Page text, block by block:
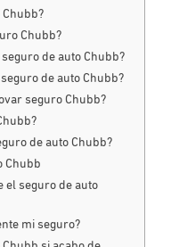
Chubb?
Chubb?
de auto Chubb?
de auto Chubb?
seguro Chubb?
de auto Chubb?
Chubb
el seguro de auto
mi seguro?